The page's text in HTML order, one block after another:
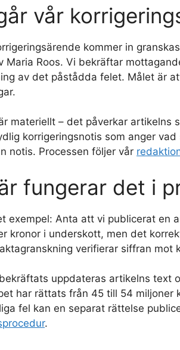
vår
kommer in
Maria Roos. Vi bekräftar
av det påstådda felet. Målet är
materiellt – det påverkar artikelns
korrigeringsnotis som anger
notis. Processen följer vår
fungerar det i
exempel: Anta att vi publicerat en
kronor i underskott, men det
verifierar siffran mot
uppdateras artikelns text
har rättats från 45 till 54 miljoner
fel kan en separat rättelse
.